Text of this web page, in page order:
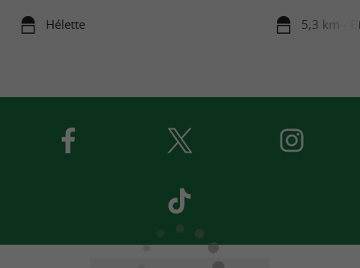
Hélette 5,3 km -